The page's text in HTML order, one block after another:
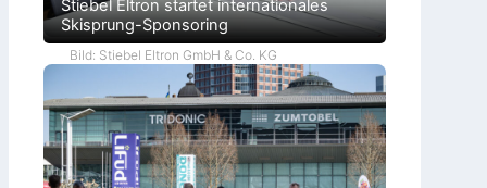
Stiebel Eltron startet internationales
Skisprung-Sponsoring
Bild: Stiebel Eltron GmbH & Co. KG